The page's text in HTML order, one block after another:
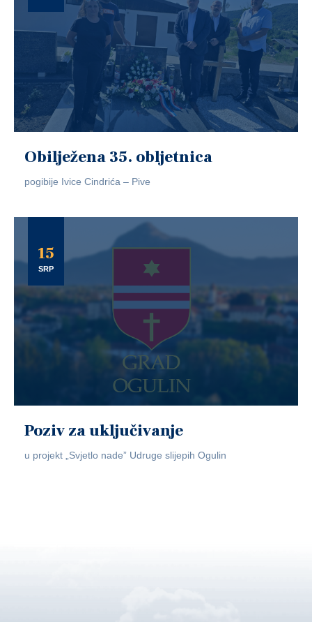
Obilježena 35. obljetnica
pogibije Ivice Cindrića – Pive
15
SRP
Poziv za uključivanje
u projekt „Svjetlo nade” Udruge slijepih Ogulin